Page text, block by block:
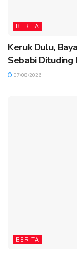
BERITA
Keruk Dulu,
Sebabi Dituding
07/08/2026
BERITA